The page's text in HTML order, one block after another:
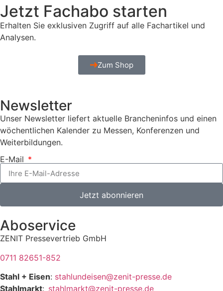
Jetzt Fachabo starten
Erhalten Sie exklusiven Zugriff auf alle Fachartikel und
Analysen.
Zum Shop
Newsletter
Unser Newsletter liefert aktuelle Brancheninfos und einen
wöchentlichen Kalender zu Messen, Konferenzen und
Weiterbildungen.
E-Mail
Jetzt abonnieren
Aboservice
ZENIT Pressevertrieb GmbH
0711 82651-852
Stahl + Eisen: stahlundeisen@zenit-presse.de
Stahlmarkt: stahlmarkt@zenit-presse.de